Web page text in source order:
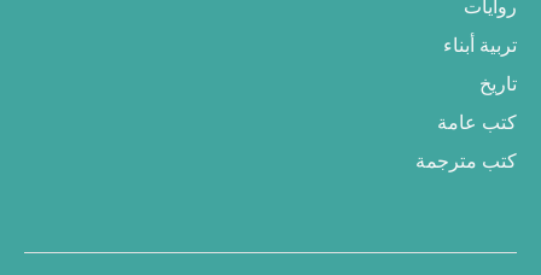
روايات
تربية أبناء
تاريخ
كتب عامة
كتب مترجمة